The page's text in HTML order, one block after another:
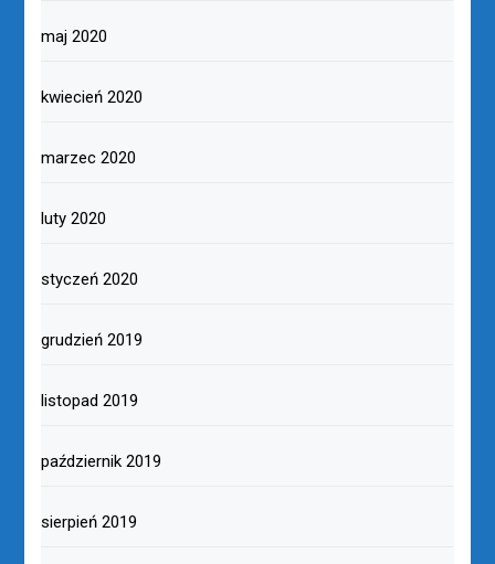
maj 2020
kwiecień 2020
marzec 2020
luty 2020
styczeń 2020
grudzień 2019
listopad 2019
październik 2019
sierpień 2019